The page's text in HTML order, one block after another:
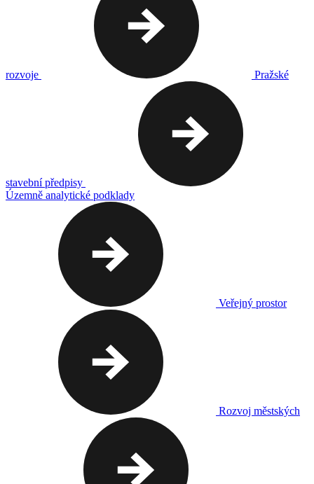
rozvoje Pražské
stavební předpisy
Územně analytické podklady
Veřejný prostor
Rozvoj městských